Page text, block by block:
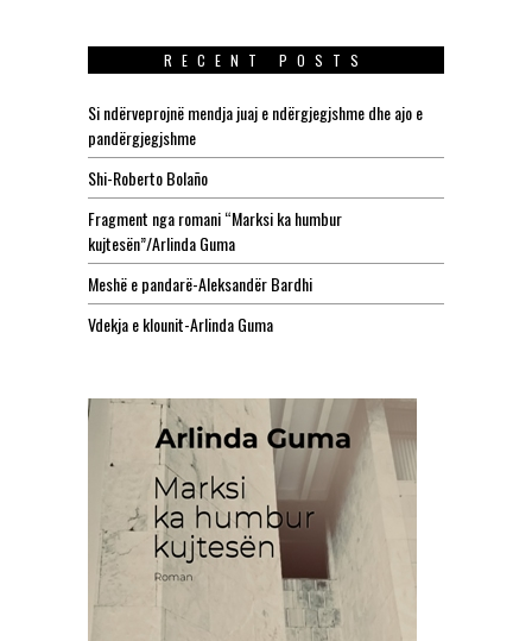
RECENT POSTS
Si ndërveprojnë mendja juaj e ndërgjegjshme dhe ajo e
pandërgjegjshme
Shi-Roberto Bolaño
Fragment nga romani “Marksi ka humbur
kujtesën”/Arlinda Guma
Meshë e pandarë-Aleksandër Bardhi
Vdekja e klounit-Arlinda Guma